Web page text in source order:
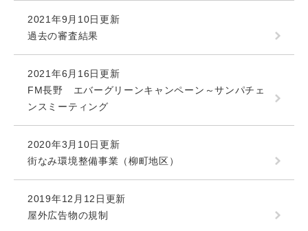
2021年9月10日更新
過去の審査結果
2021年6月16日更新
FM長野 エバーグリーンキャンペーン～サンパチェ
ンスミーティング
2020年3月10日更新
街なみ環境整備事業（柳町地区）
2019年12月12日更新
屋外広告物の規制